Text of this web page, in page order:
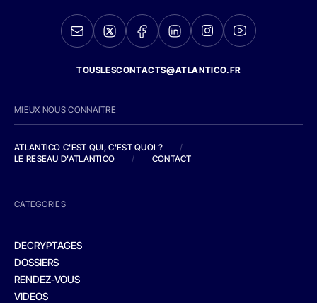
TOUSLESCONTACTS@ATLANTICO.FR
MIEUX NOUS CONNAITRE
ATLANTICO C'EST QUI, C'EST QUOI ?
/
LE RESEAU D'ATLANTICO
/ CONTACT
CATEGORIES
DECRYPTAGES
DOSSIERS
RENDEZ-VOUS
VIDEOS